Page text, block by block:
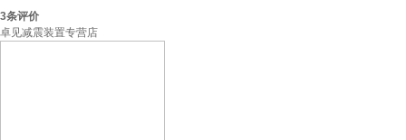
3条评价
卓见减震装置专营店